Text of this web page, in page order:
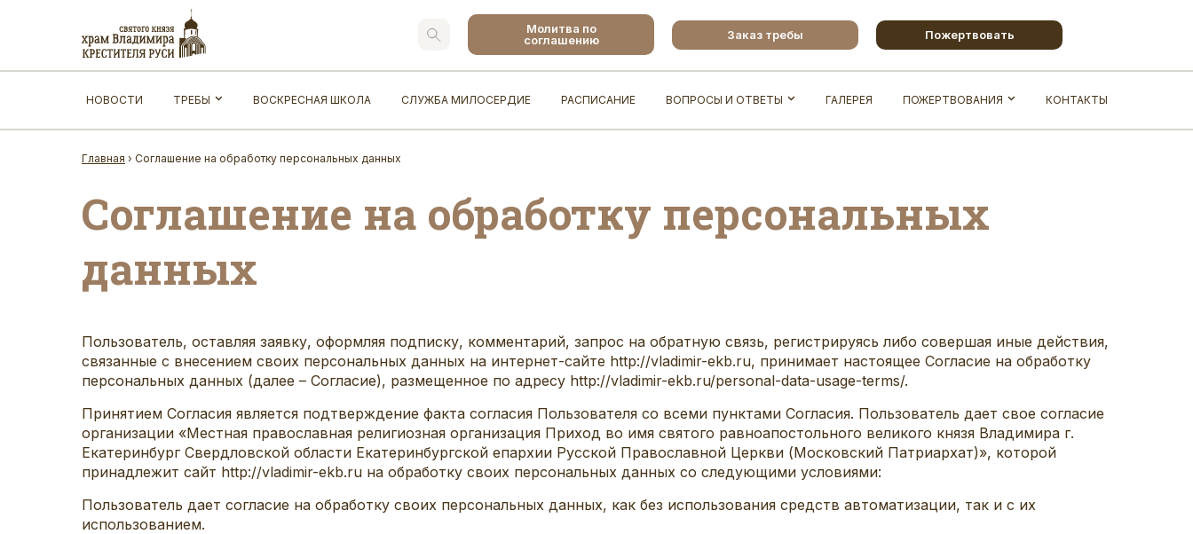
Молитва по
соглашению
Заказ требы Пожертвовать
НОВОСТИ ТРЕБЫ ВОСКРЕСНАЯ ШКОЛА СЛУЖБА МИЛОСЕРДИЕ РАСПИСАНИЕ ВОПРОСЫ И ОТВЕТЫ ГАЛЕРЕЯ ПОЖЕРТВОВАНИЯ КОНТАКТЫ
Главная › Соглашение на обработку персональных данных
Соглашение на обработку персональных
данных
Пользователь, оставляя заявку, оформляя подписку, комментарий, запрос на обратную связь, регистрируясь либо совершая иные действия,
связанные с внесением своих персональных данных на интернет-сайте http://vladimir-ekb.ru, принимает настоящее Согласие на обработку
персональных данных (далее – Согласие), размещенное по адресу http://vladimir-ekb.ru/personal-data-usage-terms/.
Принятием Согласия является подтверждение факта согласия Пользователя со всеми пунктами Согласия. Пользователь дает свое согласие
организации «Местная православная религиозная организация Приход во имя святого равноапостольного великого князя Владимира г.
Екатеринбург Свердловской области Екатеринбургской епархии Русской Православной Церкви (Московский Патриархат)», которой
принадлежит сайт http://vladimir-ekb.ru на обработку своих персональных данных со следующими условиями:
Пользователь дает согласие на обработку своих персональных данных, как без использования средств автоматизации, так и с их
использованием.